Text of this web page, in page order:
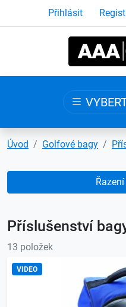
Přihlásit
Úvod Golfové bagy
Příslušenství
13 položek
VIDEO